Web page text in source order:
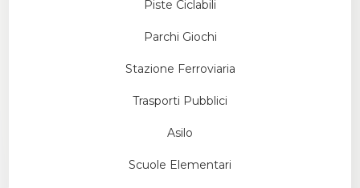
Piste Ciclabili
Parchi Giochi
Stazione Ferroviaria
Trasporti Pubblici
Asilo
Scuole Elementari